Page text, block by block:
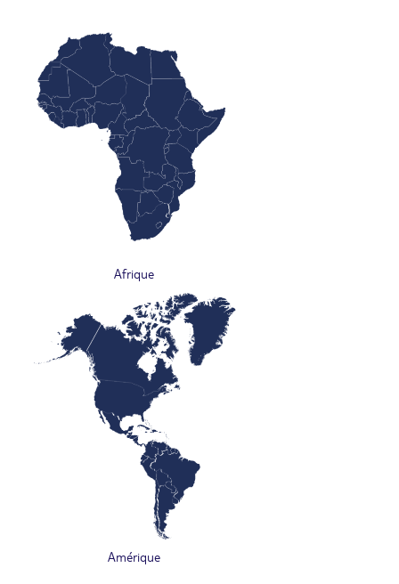
Afrique
Amérique